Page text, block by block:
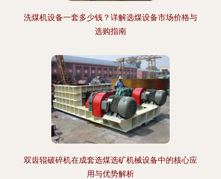
洗煤机设备一套多少钱？详解选煤设备市场价格与
选购指南
双齿辊破碎机在成套选煤选矿机械设备中的核心应
用与优势解析